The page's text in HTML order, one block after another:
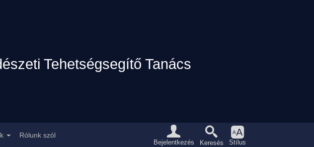
Tehetségsegítő Tanács
Rólunk szól Eszközpanel
Bejelentkezés Keresés Stílus